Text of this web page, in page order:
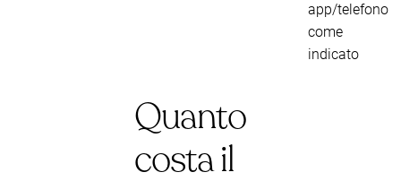
app/telefono
come
indicato
Quanto
costa il